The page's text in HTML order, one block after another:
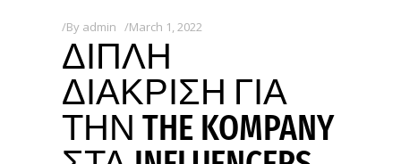
By admin March 1, 2022
ΔΙΠΛΗ
ΔΙΑΚΡΙΣΗ ΓΙΑ
ΤΗΝ THE KOMPANY